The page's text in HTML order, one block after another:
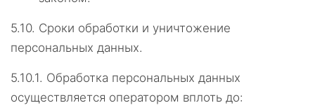
5.10. Сроки обработки и уничтожение
персональных данных.
5.10.1. Обработка персональных данных
осуществляется оператором вплоть до: